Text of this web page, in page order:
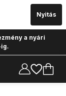
Nyitás
a nyári